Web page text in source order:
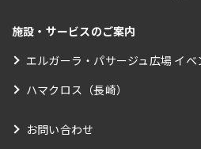
施設・サービスのご案内
エルガーラ・パサージュ広場 イ
ハマクロス（長崎）
お問い合わせ